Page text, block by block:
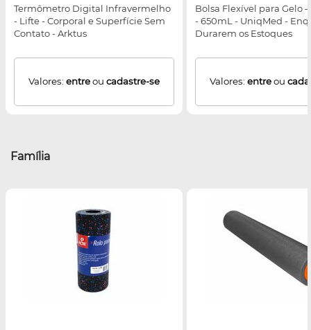
Termômetro Digital Infravermelho
- Lifte - Corporal e Superfície Sem
Contato - Arktus
Valores: entreou cadastre-se
Bolsa Flexível para Gelo
- 650mL - UniqMed -
Durarem os Estoques
Valores: entreou
Família